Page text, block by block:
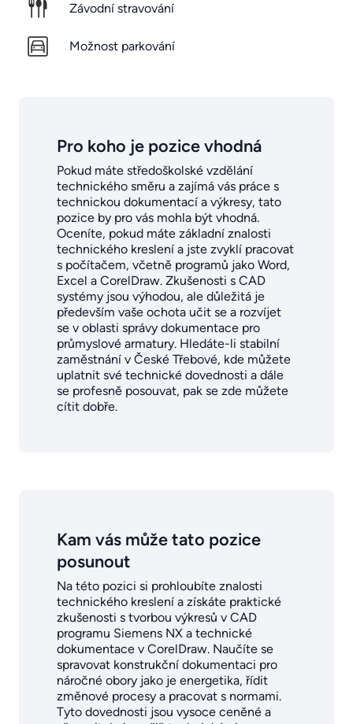
Závodní stravování
Možnost parkování
Pro koho je pozice vhodná
Pokud máte středoškolské vzdělání
technického směru a zajímá vás práce s
technickou dokumentací a výkresy, tato
pozice by pro vás mohla být vhodná.
Oceníte, pokud máte základní znalosti
technického kreslení a jste zvyklí pracovat
s počítačem, včetně programů jako Word,
Excel a CorelDraw. Zkušenosti s CAD
systémy jsou výhodou, ale důležitá je
především vaše ochota učit se a rozvíjet
se v oblasti správy dokumentace pro
průmyslové armatury. Hledáte-li stabilní
zaměstnání v České Třebové, kde můžete
uplatnit své technické dovednosti a dále
se profesně posouvat, pak se zde můžete
cítit dobře.
Kam vás může tato pozice
posunout
Na této pozici si prohloubíte znalosti
technického kreslení a získáte praktické
zkušenosti s tvorbou výkresů v CAD
programu Siemens NX a technické
dokumentace v CorelDraw. Naučíte se
spravovat konstrukční dokumentaci pro
náročné obory jako je energetika, řídit
změnové procesy a pracovat s normami.
Tyto dovednosti jsou vysoce ceněné a